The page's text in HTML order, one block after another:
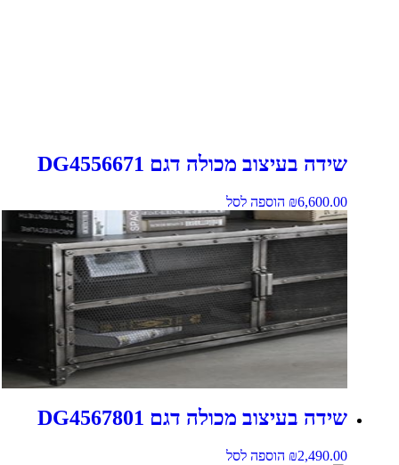
שידה בעיצוב מכולה דגם DG4556671
₪6,600.00 הוספה לסל
שידה בעיצוב מכולה דגם DG4567801
₪2,490.00 הוספה לסל